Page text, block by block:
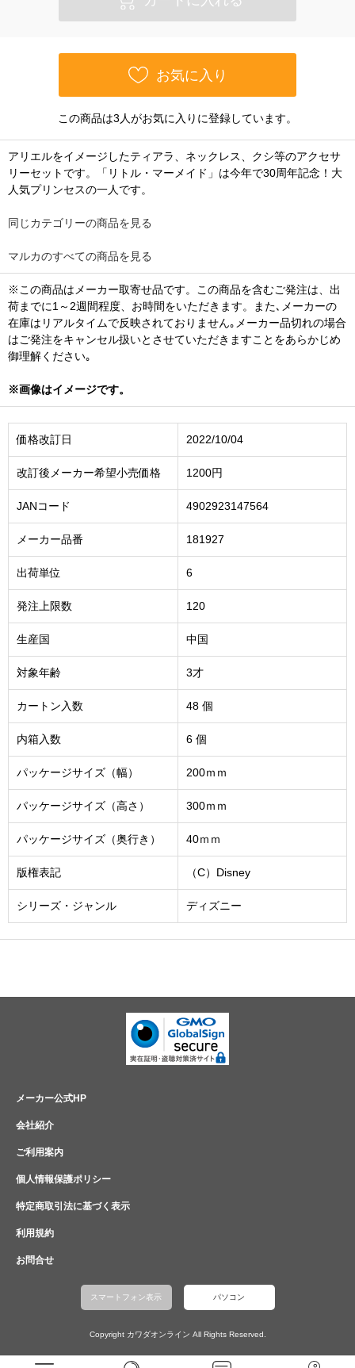
お気に入り
この商品は3人がお気に入りに登録しています。
アリエルをイメージしたティアラ、ネックレス、クシ等のアクセサ
リーセットです。「リトル・マーメイド」は今年で30周年記念！大
人気プリンセスの一人です。
同じカテゴリーの商品を見る
マルカのすべての商品を見る
※この商品はメーカー取寄せ品です。この商品を含むご発注は、出
荷までに1～2週間程度、お時間をいただきます。また､メーカーの
在庫はリアルタイムで反映されておりません｡メーカー品切れの場合
はご発注をキャンセル扱いとさせていただきますことをあらかじめ
御理解ください｡
※画像はイメージです。
価格改訂日 2022/10/04
改訂後メーカー希望小売価格 1200円
JANコード 4902923147564
メーカー品番 181927
出荷単位 6
発注上限数 120
生産国 中国
対象年齢 3才
カートン入数 48 個
内箱入数 6 個
パッケージサイズ（幅） 200ｍｍ
パッケージサイズ（高さ） 300ｍｍ
パッケージサイズ（奥行き） 40ｍｍ
版権表記 （C）Disney
シリーズ・ジャンル ディズニー
メーカー公式HP
会社紹介
ご利用案内
個人情報保護ポリシー
特定商取引法に基づく表示
利用規約
お問合せ
スマートフォン表示 パソコン
Copyright カワダオンライン All Rights Reserved.